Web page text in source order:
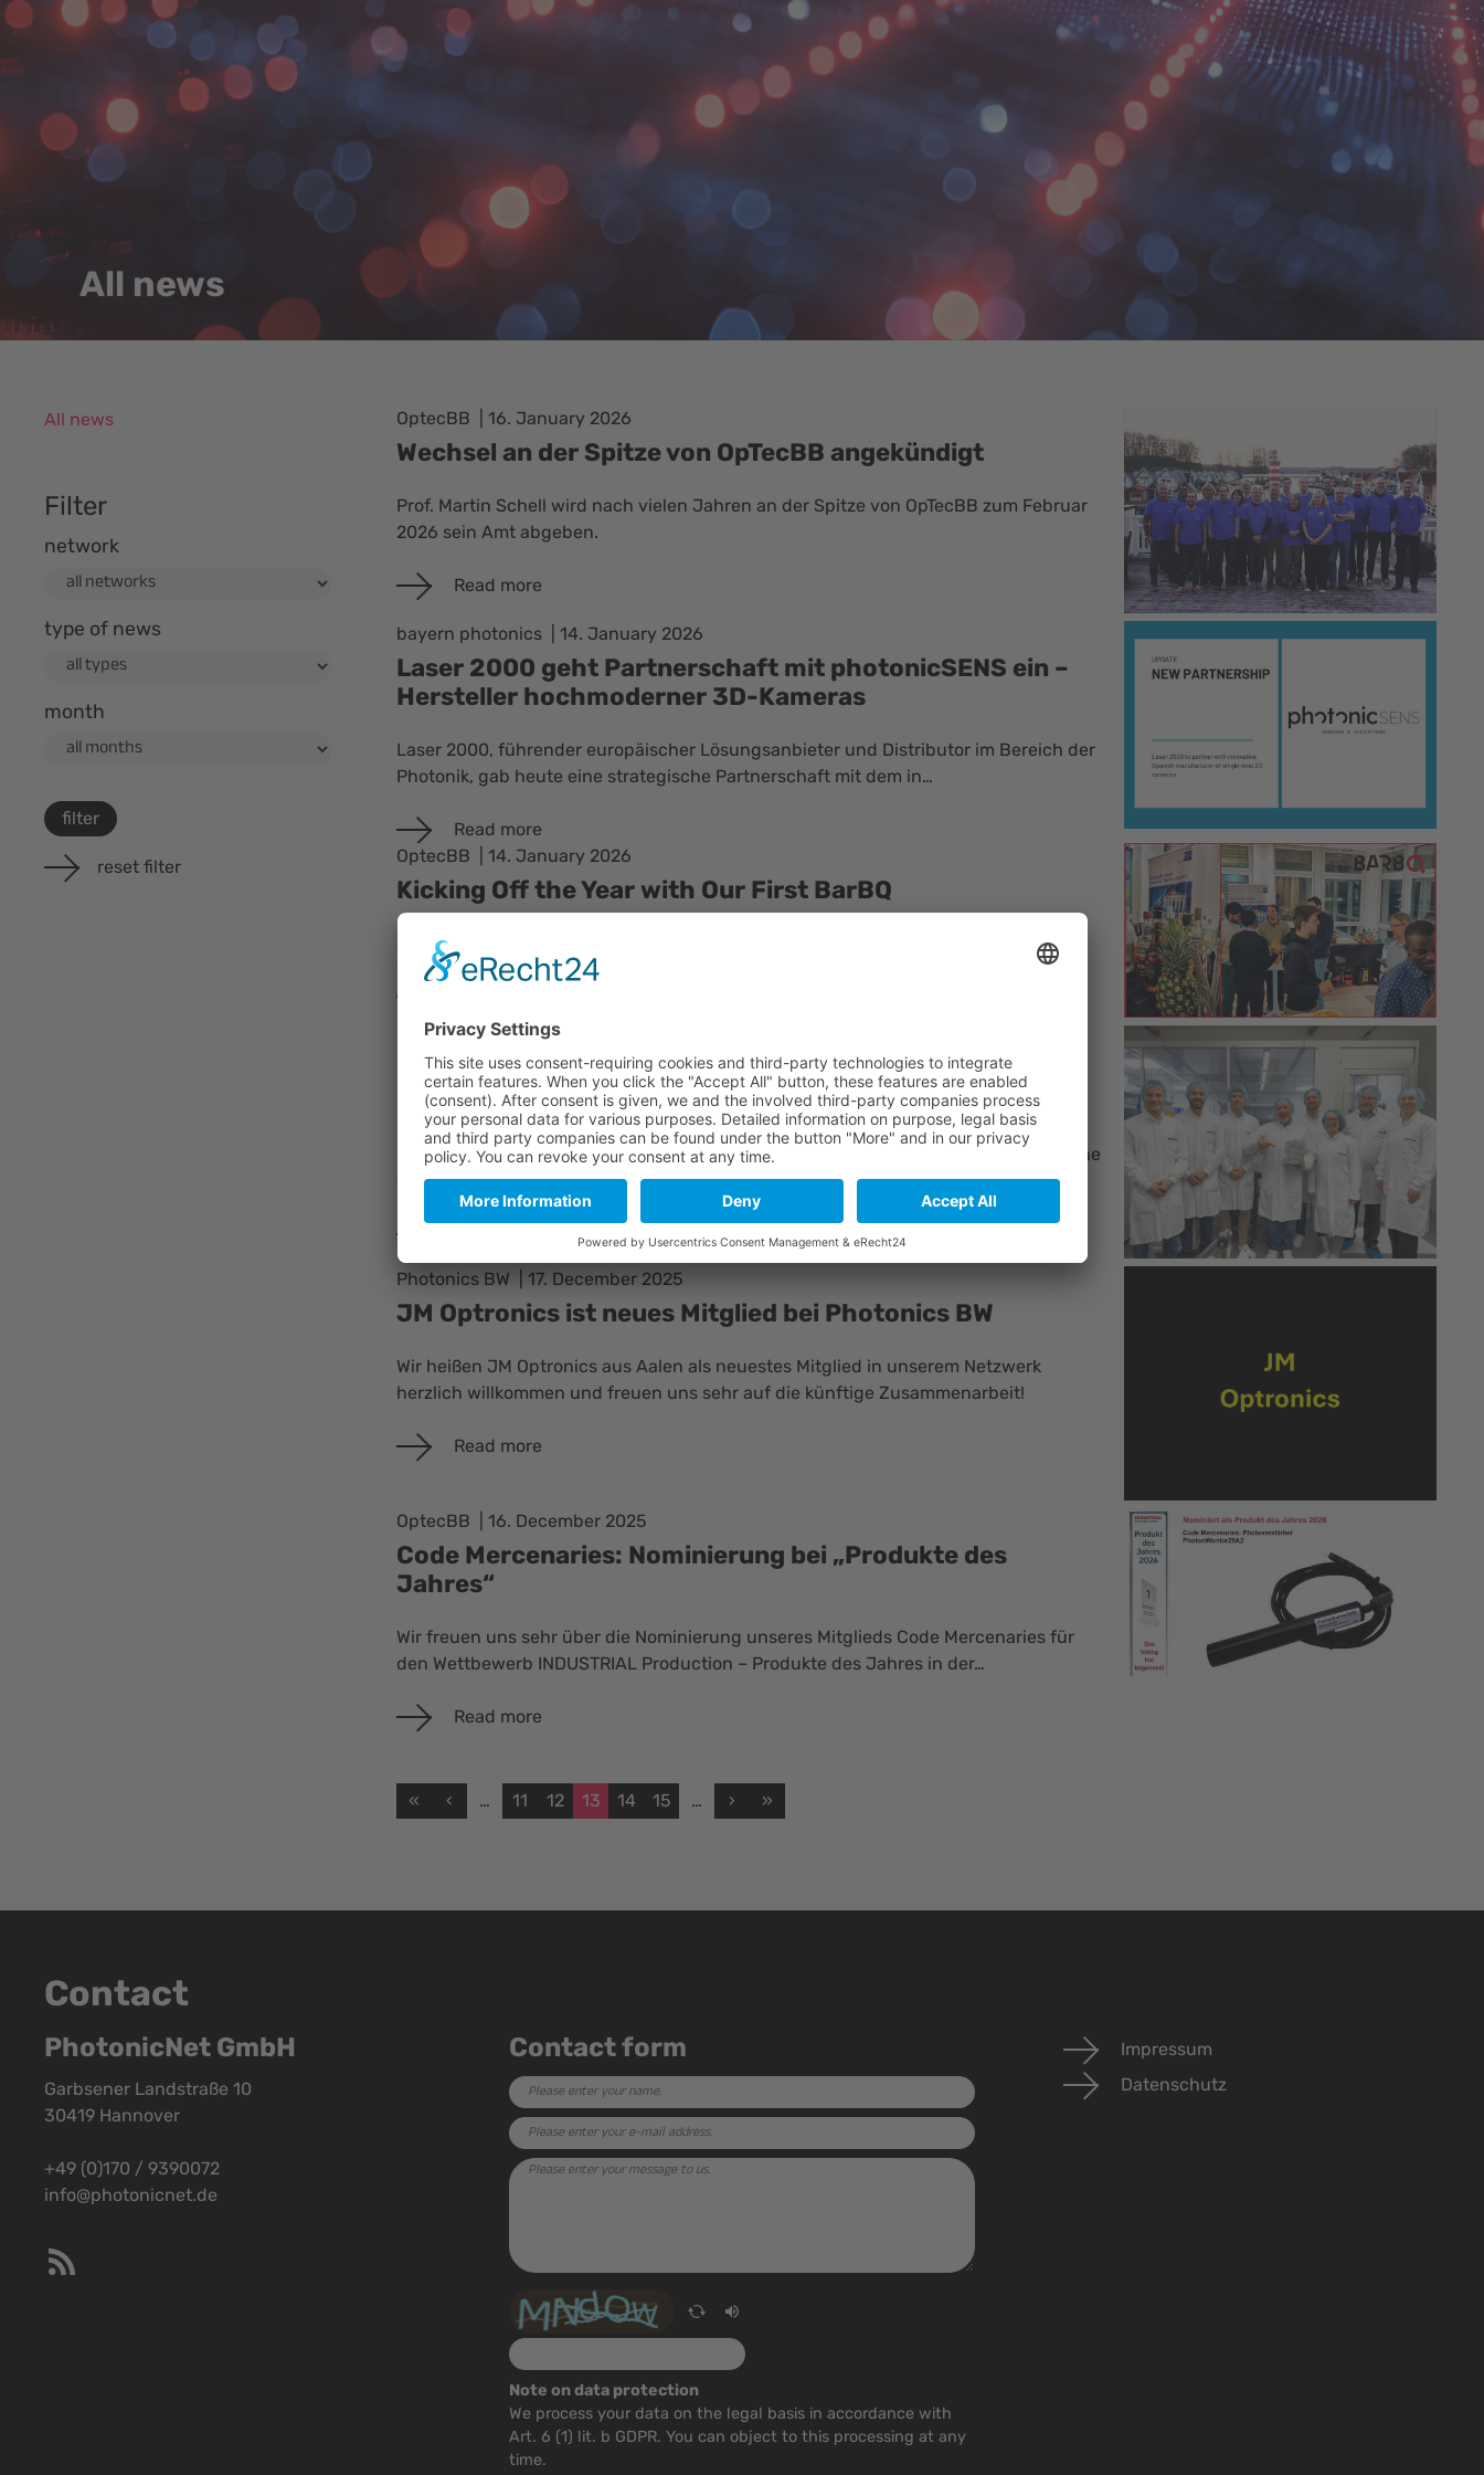
All news
All news
Filter
network
type of news
month
filter
reset filter
OptecBB 16. January 2026
Wechsel an der Spitze von OpTecBB angekündigt
Prof. Martin Schell wird nach vielen Jahren an der Spitze von OpTecBB zum Februar
2026 sein Amt abgeben.
Read more
bayern photonics 14. January 2026
Laser 2000 geht Partnerschaft mit photonicSENS ein –
Hersteller hochmoderner 3D-Kameras
Laser 2000, führender europäischer Lösungsanbieter und Distributor im Bereich der
Photonik, gab heute eine strategische Partnerschaft mit dem in…
Read more
OptecBB
14. January 2026
Kicking Off the Year with Our First BarBQ
Yesterday, we had the pleasure of hosting our first BarBQ event of the year.
bayern photonics 13. January 2026
Menlo Systems Lands Multimillion Euro Space Comb
Contract for CRONOS Mission
Menlo Systems has been commissioned to supply the optical frequency comb for the
CRONOS (Compact Rubidium Oscillator for Navigation Systems Onboard a…
Photonics BW 17. December 2025
JM Optronics ist neues Mitglied bei Photonics BW
Wir heißen JM Optronics aus Aalen als neuestes Mitglied in unserem Netzwerk
herzlich willkommen und freuen uns sehr auf die künftige Zusammenarbeit!
Read more
OptecBB 16. December 2025
Code Mercenaries: Nominierung bei „Produkte des
Jahres“
Wir freuen uns sehr über die Nominierung unseres Mitglieds Code Mercenaries für
den Wettbewerb INDUSTRIAL Production – Produkte des Jahres in der…
Read more
« ‹ … 11 12 13 14 15 … › »
Contact
PhotonicNet GmbH
Garbsener Landstraße 10
30419 Hannover
+49 (0)170 / 9390072
info@photonicnet.de
Contact form
Note on data protection
We process your data on the legal basis in accordance with
Art. 6 (1) lit. b GDPR. You can object to this processing at any
time.
Impressum
Datenschutz